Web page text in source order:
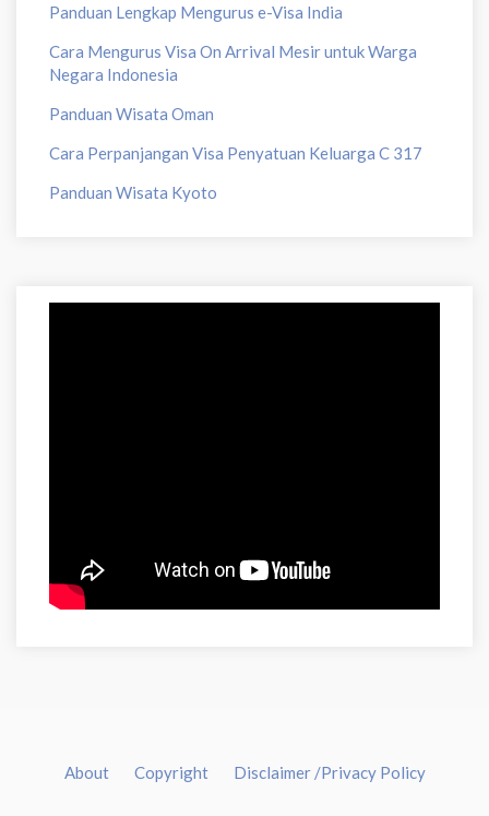
Panduan Lengkap Mengurus e-Visa India
Cara Mengurus Visa On Arrival Mesir untuk Warga
Negara Indonesia
Panduan Wisata Oman
Cara Perpanjangan Visa Penyatuan Keluarga C 317
Panduan Wisata Kyoto
About Copyright Disclaimer /Privacy Policy